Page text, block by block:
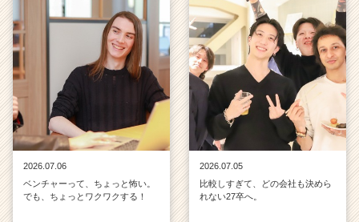
2026.07.06
ベンチャーって、ちょっと怖い。
でも、ちょっとワクワクする！
2026.07.05
比較しすぎて、どの会社も決めら
れない27卒へ。